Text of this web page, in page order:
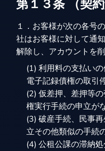
第１３条 （契約
１．お客様が次の各号
社はお客様に対して通
解除し、アカウントを
(1) 利用料の支払い
電子記録債権の取引
(2) 仮差押、差押等
権実行手続の申立が
(3) 破産手続、民事
立その他類似の手続
(4) 公租公課の滞納